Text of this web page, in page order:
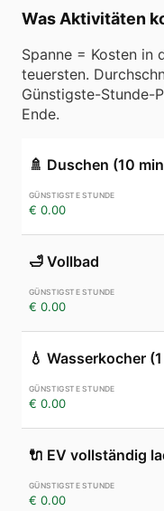
Was Aktivitäten
Spanne = Kosten in
teuersten.
Günstigste-Stunde-
Ende.
🚿 Duschen (10
€ 0.00
🛁 Vollbad
€ 0.00
💧 Wasserkocher (1
€ 0.00
🔌 EV vollständig
€ 0.00